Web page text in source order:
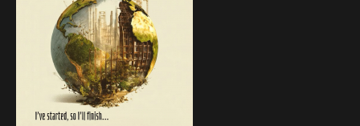
CONCERTEN
CONCERTFOTO'S